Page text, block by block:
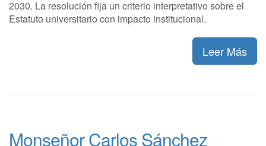
2030. La resolución fija un criterio interpretativo sobre el
Estatuto universitario con impacto institucional.
Leer Más
Monseñor Carlos Sánchez